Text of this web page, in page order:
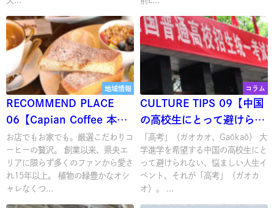
地域情報
RECOMMEND PLACE
06【Capian Coffee 本
店】
お店でもお家でも。厳選こだわりコ
ーヒーの贅沢。 創業以来、県央エ
リアに限らず多くのファンから愛さ
れ15年以上。 植物の緑豊かなオシ
ャレなくつ...
コラム
CULTURE TIPS 09【中国
の高校生にとって避けられ
ない悩ましいイベント「高
考」】
「高考」（ガオカオ、Gāokǎo） 大
学進学を希望する中国の高校生にと
って避けられない、悩ましい人生イ
ベント、それが「高考」（ガオカ
オ）。 ...